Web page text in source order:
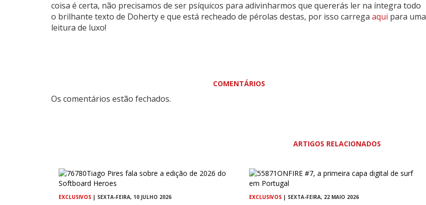
coisa é certa, não precisamos de ser psíquicos para adivinharmos que quererás ler na íntegra todo
o brilhante texto de Doherty e que está recheado de pérolas destas, por isso carrega aqui para uma
leitura de luxo!
COMENTÁRIOS
Os comentários estão fechados.
ARTIGOS RELACIONADOS
EXCLUSIVOS | SEXTA-FEIRA, 10 JULHO 2026 EXCLUSIVOS | SEXTA-FEIRA, 22 MAIO 2026